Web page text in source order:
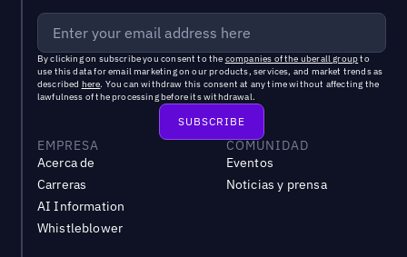
By clicking on subscribe you consent to the companies of the uberall groupto
use this data for email marketing on our products, services, and market trends as
described here. You can withdraw this consent at any time without affecting the
lawfulness of the processing before its withdrawal.
EMPRESA
Acerca de
Carreras
AI Information
Whistleblower
COMUNIDAD
Eventos
Noticias y prensa